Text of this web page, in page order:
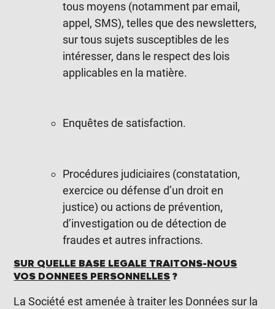
tous moyens (notamment par email,
appel, SMS), telles que des newsletters,
sur tous sujets susceptibles de les
intéresser, dans le respect des lois
applicables en la matière.
Enquêtes de satisfaction.
Procédures judiciaires (constatation,
exercice ou défense d’un droit en
justice) ou actions de prévention,
d’investigation ou de détection de
fraudes et autres infractions.
SUR QUELLE BASE LEGALE TRAITONS-NOUS
VOS DONNEES PERSONNELLES ?
La Société est amenée à traiter les Données sur la